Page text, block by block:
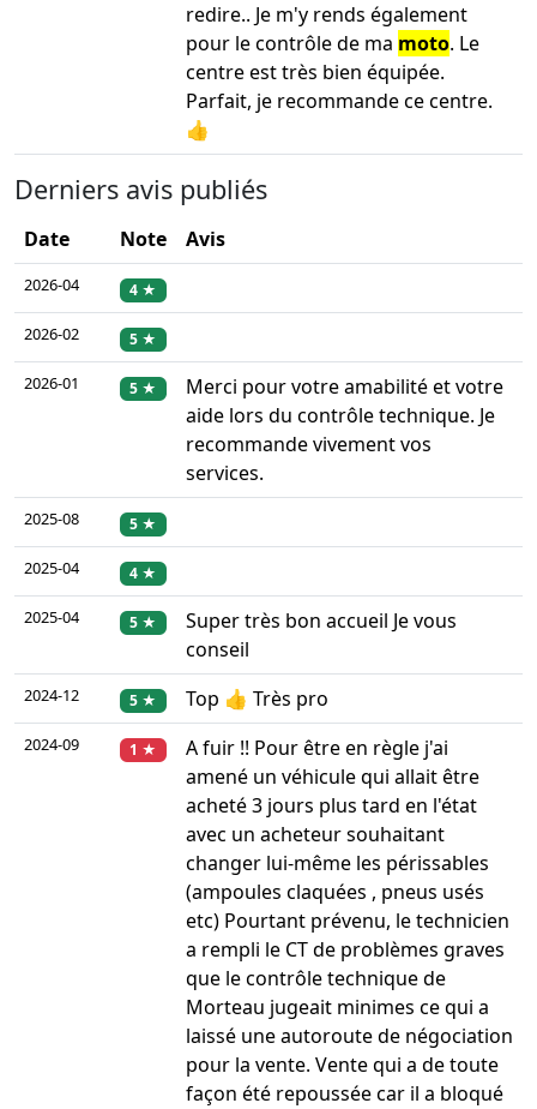
redire.. Je m'y rends également
pour le contrôle de ma moto. Le
centre est très bien équipée.
Parfait, je recommande ce centre.
👍
Derniers avis publiés
Date Note Avis
2026-04 4 ★
2026-02 5 ★
2026-01 5 ★
Merci pour votre amabilité et votre
aide lors du contrôle technique. Je
recommande vivement vos
services.
2025-08 5 ★
2025-04 4 ★
2025-04 5 ★
Super très bon accueil Je vous
conseil
2024-12 5 ★ Top 👍 Très pro
2024-09 1 ★
A fuir !! Pour être en règle j'ai
amené un véhicule qui allait être
acheté 3 jours plus tard en l'état
avec un acheteur souhaitant
changer lui-même les périssables
(ampoules claquées , pneus usés
etc) Pourtant prévenu, le technicien
a rempli le CT de problèmes graves
que le contrôle technique de
Morteau jugeait minimes ce qui a
laissé une autoroute de négociation
pour la vente. Vente qui a de toute
façon été repoussée car il a bloqué